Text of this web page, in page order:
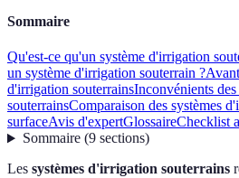
Sommaire
Qu'est-ce qu'un système d'irrigation
un système d'irrigation souterrain ?
d'irrigation souterrainsInconvénients
souterrainsComparaison des systèmes
surfaceAvis d'expertGlossaireChecklist
Sommaire(9 sections)
Les systèmes d'irrigation souterrains